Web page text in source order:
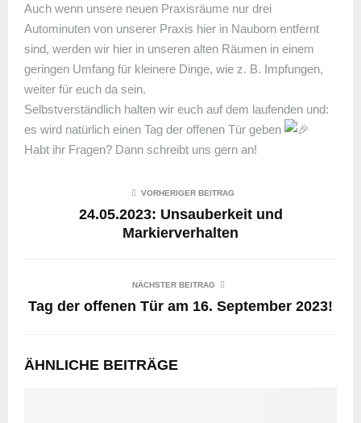
Auch wenn unsere neuen Praxisräume nur drei
Autominuten von unserer Praxis hier in Nauborn entfernt
sind, werden wir hier in unseren alten Räumen in einem
geringen Umfang für kleinere Dinge, wie z. B. Impfungen,
weiter für euch da sein.
Selbstverständlich halten wir euch auf dem laufenden und:
es wird natürlich einen Tag der offenen Tür geben
Habt ihr Fragen? Dann schreibt uns gern an!
VORHERIGER BEITRAG
24.05.2023: Unsauberkeit und
Markierverhalten
NÄCHSTER BEITRAG
Tag der offenen Tür am 16. September 2023!
ÄHNLICHE BEITRÄGE